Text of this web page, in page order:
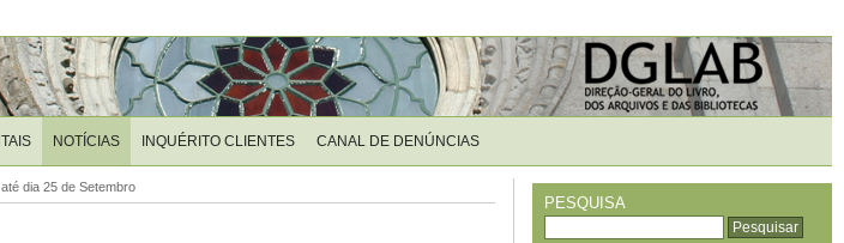
NOTÍCIAS INQUÉRITO CLIENTES CANAL DE DENÚNCIAS
dia 25 de Setembro
PESQUISA